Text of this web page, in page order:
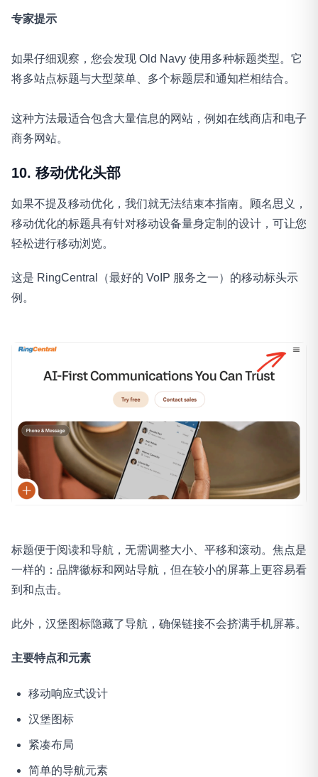
专家提示
如果仔细观察，您会发现 Old Navy 使用多种标题类型。它
将多站点标题与大型菜单、多个标题层和通知栏相结合。
这种方法最适合包含大量信息的网站，例如在线商店和电子
商务网站。
10. 移动优化头部
如果不提及移动优化，我们就无法结束本指南。顾名思义，
移动优化的标题具有针对移动设备量身定制的设计，可让您
轻松进行移动浏览。
这是 RingCentral（最好的 VoIP 服务之一）的移动标头示
例。
标题便于阅读和导航，无需调整大小、平移和滚动。焦点是
一样的：品牌徽标和网站导航，但在较小的屏幕上更容易看
到和点击。
此外，汉堡图标隐藏了导航，确保链接不会挤满手机屏幕。
主要特点和元素
移动响应式设计
汉堡图标
紧凑布局
简单的导航元素